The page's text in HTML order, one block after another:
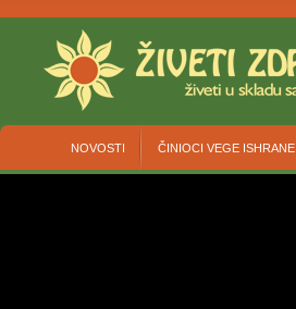
NOVOSTI ČINIOCI VEGE ISHRANE